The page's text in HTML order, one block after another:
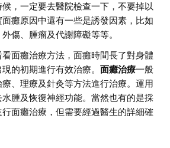
，一定要去醫院檢查一下，不要掉以
癱原因中還有一些是誘發因素，比如
傷、腫瘤及代謝障礙等等。
看面癱治療方法，面癱時間長了對身體
的初期進行有效治療。面癱治療一般
、理療及針灸等方法進行治療。運用
腫及恢復神經功能。當然也有的是採
面癱治療，但需要經過醫生的詳細確